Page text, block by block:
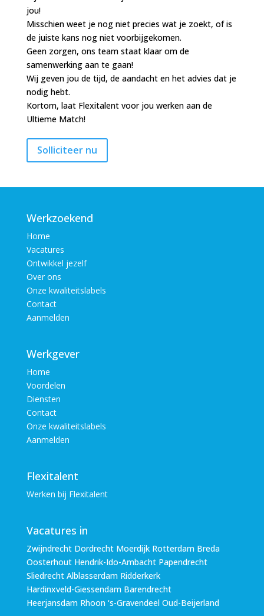
jou!
Misschien weet je nog niet precies wat je zoekt, of is
de juiste kans nog niet voorbijgekomen.
Geen zorgen, ons team staat klaar om de
samenwerking aan te gaan!
Wij geven jou de tijd, de aandacht en het advies dat je
nodig hebt.
Kortom, laat Flexitalent voor jou werken aan de
Ultieme Match!
Werkzoekend
Home
Vacatures
Ontwikkel jezelf
Over ons
Onze kwaliteitslabels
Contact
Aanmelden
Werkgever
Home
Voordelen
Diensten
Contact
Onze kwaliteitslabels
Aanmelden
Flexitalent
Werken bij Flexitalent
Vacatures in
Zwijndrecht Dordrecht Moerdijk Rotterdam Breda
Oosterhout Hendrik-Ido-Ambacht Papendrecht
Sliedrecht Alblasserdam Ridderkerk
Hardinxveld-Giessendam Barendrecht
Heerjansdam Rhoon ‘s-Gravendeel Oud-Beijerland